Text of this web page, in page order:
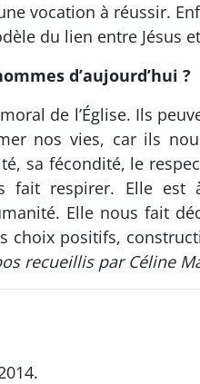
vocation à réussir.
du lien entre Jésus
d’aujourd’hui ?
de l’Église. Ils
nos vies, car ils
sa fécondité, le
fait respirer. Elle est
Elle nous fait
choix positifs,
recueillis par Céline